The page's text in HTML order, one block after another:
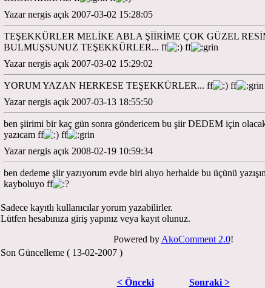
Yazar nergis açık 2007-03-02 15:28:05
TEŞEKKÜRLER MELİKE ABLA ŞİİRİME ÇOK GÜZEL
BULMUŞSUNUZ TEŞEKKÜRLER... ff
ff
Yazar nergis açık 2007-03-02 15:29:02
YORUM YAZAN HERKESE TEŞEKKÜRLER... ff
ff
Yazar nergis açık 2007-03-13 18:55:50
ben şiirimi bir kaç gün sonra göndericem bu şiir DEDEM için
yazıcam ff
ff
Yazar nergis açık 2008-02-19 10:59:34
ben dedeme şiir yazıyorum evde biri alıyo herhalde bu üçünü
kayboluyo ff
Sadece kayıtlı kullanıcılar yorum yazabilirler.
Lütfen hesabınıza giriş yapınız veya kayıt olunuz.
Powered by AkoComment 2.0!
Son Güncelleme ( 13-02-2007 )
< Önceki Sonraki >